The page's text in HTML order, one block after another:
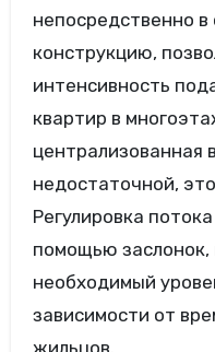
непосредственно
конструкцию,
интенсивность
квартир в
централизованная
недостаточной,
Регулировка
помощью заслонок,
необходимый
зависимости от